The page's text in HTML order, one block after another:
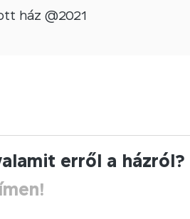
ház @2021
erről a házról?